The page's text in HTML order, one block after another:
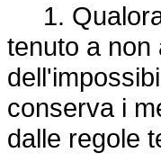
1. Qualora
tenuto a non
conserva i
dalle regole